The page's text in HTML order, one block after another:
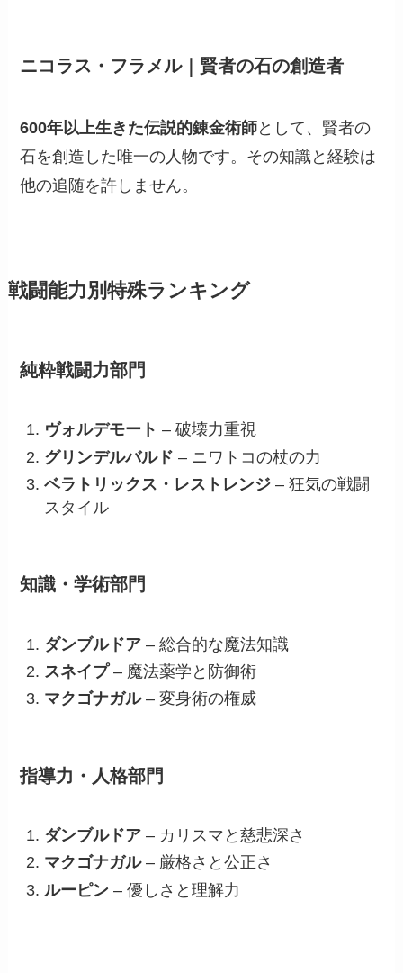
ニコラス・フラメル｜賢者の石の創造者
600年以上生きた伝説的錬金術師として、賢者の
石を創造した唯一の人物です。その知識と経験は
他の追随を許しません。
戦闘能力別特殊ランキング
純粋戦闘力部門
ヴォルデモート – 破壊力重視
グリンデルバルド – ニワトコの杖の力
ベラトリックス・レストレンジ – 狂気の戦闘
スタイル
知識・学術部門
ダンブルドア – 総合的な魔法知識
スネイプ– 魔法薬学と防御術
マクゴナガル– 変身術の権威
指導力・人格部門
ダンブルドア – カリスマと慈悲深さ
マクゴナガル– 厳格さと公正さ
ルーピン – 優しさと理解力